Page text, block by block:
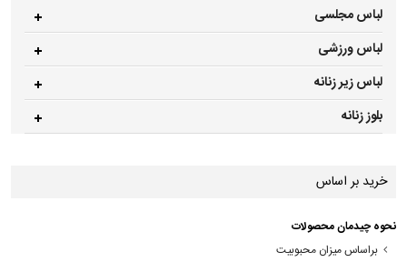
لباس مجلسی
لباس ورزشی
لباس زیر زنانه
بلوز زنانه
خرید بر اساس
نحوه چیدمان محصولات
براساس میزان محبوبیت